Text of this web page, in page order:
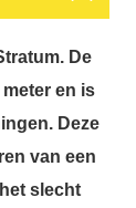
De
en is
Deze
van een
slecht